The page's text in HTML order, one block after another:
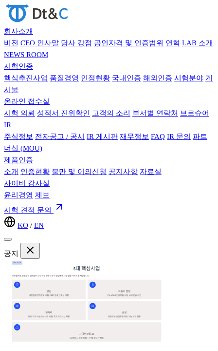
회사소개
비전 CEO 인사말 당사 강점 공인자격 및 인증범위 연혁 LAB 소개
NEWS ROOM
시험인증
핵심추진사업 품질경영 인정현황 국내인증 해외인증 시험분야 게
시물
온라인 접수실
시험 의뢰 성적서 진위확인 고객의 소리 부서별 연락처 브로슈어
IR
주식정보 전자공고 / 공시 IR 게시판 재무정보 FAQ IR 문의 파트
너십 (MOU)
제품인증
소개 인증현황 불만 및 이의신청 공지사항 자료실
사이버 감사실
윤리경영 제보
시험 견적 문의
KO / EN
공지